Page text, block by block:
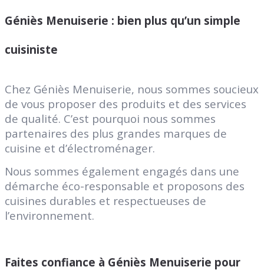
Géniès Menuiserie : bien plus qu’un simple
cuisiniste
Chez Géniès Menuiserie, nous sommes soucieux
de vous proposer des produits et des services
de qualité. C’est pourquoi nous sommes
partenaires des plus grandes marques de
cuisine et d’électroménager.
Nous sommes également engagés dans une
démarche éco-responsable et proposons des
cuisines durables et respectueuses de
l’environnement.
Faites confiance à Géniès Menuiserie pour